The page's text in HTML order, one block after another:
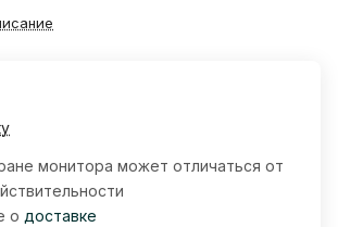
монитора может отличаться от
о доставке